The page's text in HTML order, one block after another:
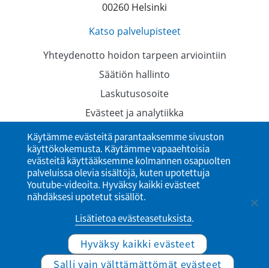
00260 Helsinki
Katso palvelupisteet
Yhteydenotto hoidon tarpeen arviointiin
Säätiön hallinto
Laskutusosoite
Evästeet ja analytiikka
Tietosuojaselosteet
Saavutettavuusseloste
© Ylioppilaiden terveydenhoitosäätiö
Käytämme evästeitä parantaaksemme sivuston
käyttökokemusta. Käytämme vapaaehtoisia
evästeitä käyttääksemme kolmannen osapuolten
palveluissa olevia sisältöjä, kuten upotettuja
Youtube-videoita. Hyväksy kaikki evästeet
nähdäksesi upotetut sisällöt.
Lisätietoa evästeasetuksista.
Hyväksy kaikki evästeet
Salli vain välttämättömät evästeet